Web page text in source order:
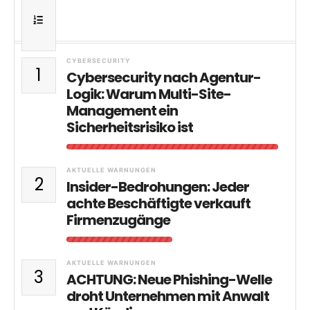
1
CYBERSECURITY
Cybersecurity nach Agentur-
Logik: Warum Multi-Site-
Management ein
Sicherheitsrisiko ist
2
AKTUELLE WARNUNGEN
Insider-Bedrohungen: Jeder
achte Beschäftigte verkauft
Firmenzugänge
3
AKTUELLE WARNUNGEN
ACHTUNG: Neue Phishing-Welle
droht Unternehmen mit Anwalt